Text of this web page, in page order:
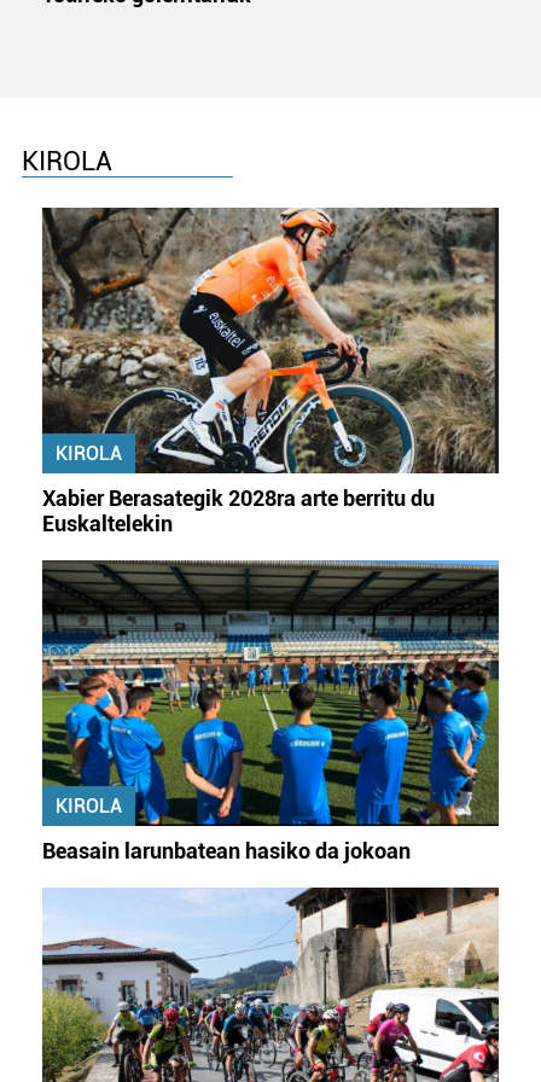
dezakezun ikusteko.
Lortu zure datu pertsonalak prozesatzeko moduari
buruzko informazio gehiago eta ezarri zure lehentasunak
datuen atalean. Edozein unetan alda edo ken dezakezu
zure baimena Cookieen adierazpenean.
Webgune honek cookie propioak eta hirugarrenen cookie-
fitxategiak erabiltzen ditu. Zure esperientzia eta
zerbitzuak hobetzeko asmoz, cookie teknologiaz
baliatzen gara. Ohar hau onartuz gero, teknologia hori
erabiltzeko baimen esplizitua ematen diguzu.
Gehiago
irakurri
KIROLA
KIROLA
Xabier Berasategik 2028ra arte berritu du
Euskaltelekin
KIROLA
Beasain larunbatean hasiko da jokoan